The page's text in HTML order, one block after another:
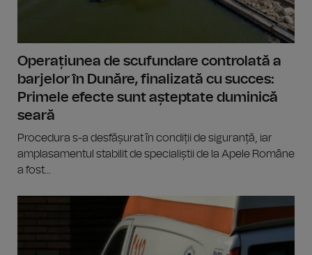
Operațiunea de scufundare controlată a
barjelor în Dunăre, finalizată cu succes:
Primele efecte sunt așteptate duminică
seară
Procedura s-a desfășurat în condiții de siguranță, iar
amplasamentul stabilit de specialiștii de la Apele Române
a fost...